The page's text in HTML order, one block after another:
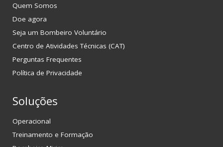
Quem Somos
Doe agora
Seja um Bombeiro Voluntário
Centro de Atividades Técnicas (CAT)
Perguntas Frequentes
Política de Privacidade
Soluções
Operacional
Treinamento e Formação